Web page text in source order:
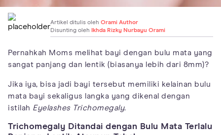
Artikel ditulis oleh Orami Author
Disunting oleh
Ikhda Rizky Nurbayu Orami
Pernahkah Moms melihat bayi dengan bulu mata yang
sangat panjang dan lentik (biasanya lebih dari 8mm)?
Jika iya, bisa jadi bayi tersebut memiliki kelainan bulu
mata bayi sekaligus langka yang dikenal dengan
istilah Eyelashes Trichomegaly.
Trichomegaly Ditandai dengan Bulu Mata Terlalu